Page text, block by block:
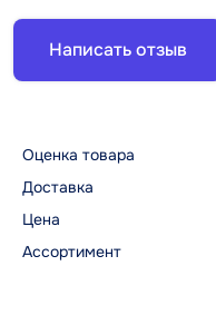
Написать отзыв
Оценка товара
Доставка
Цена
Ассортимент